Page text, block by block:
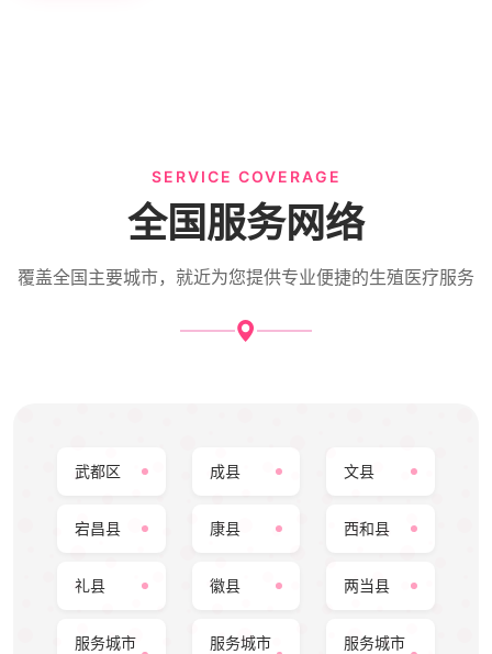
SERVICE COVERAGE
全国服务网络
覆盖全国主要城市，就近为您提供专业便捷的生殖医疗服务
武都区 成县 文县
宕昌县 康县 西和县
礼县 徽县 两当县
服务城市
服务城市
服务城市